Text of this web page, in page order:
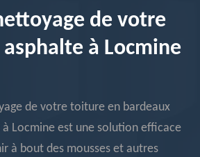
de votre
à Locmine
de votre toiture en bardeaux
à Locmine est une solution efficace
à bout des mousses et autres